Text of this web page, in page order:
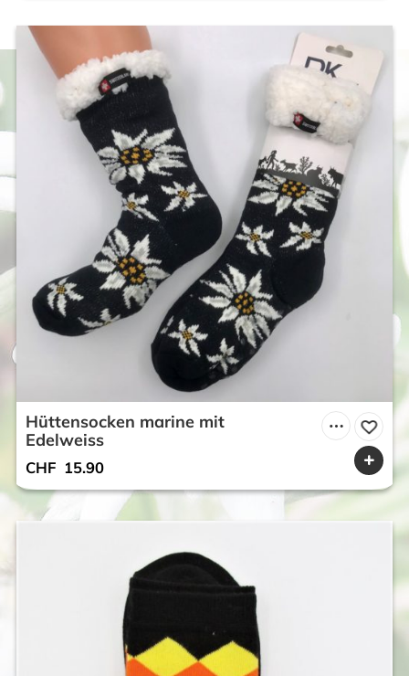
Hüttensocken marine mit
Edelweiss
CHF 15.90